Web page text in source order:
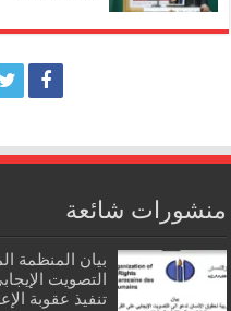
منشورات شائعة
بيان المنظمة
التصويت
تنفيذ عقوبة